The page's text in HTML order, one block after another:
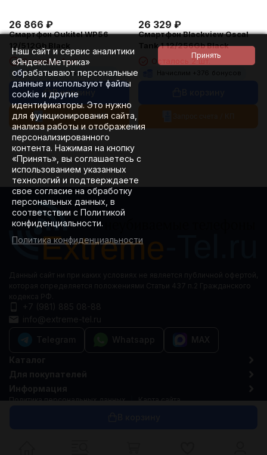
26 866 ₽
Смартфон Oukitel WP56
12/512Gb Black
Осталась 1 шт.
Начислим +384 бонусов
В корзину
Запрос счета / КП
26 329 ₽
Смартфон Blackview Oscal
Tank 1 12/256Gb Black
Осталось 2 шт.
Начислим + 376 бонусов
Наш сайт и сервис аналитики
«Яндекс.Метрика»
обрабатывают персональные
данные и используют файлы
cookie и другие
идентификаторы. Это нужно
для функционирования сайта,
анализа работы и отображения
персонализированного
контента. Нажимая на кнопку
«Принять», вы соглашаетесь с
использованием указанных
технологий и подтверждаете
свое согласие на обработку
персональных данных, в
соответствии с Политикой
конфиденциальности.
Политика конфиденциальности